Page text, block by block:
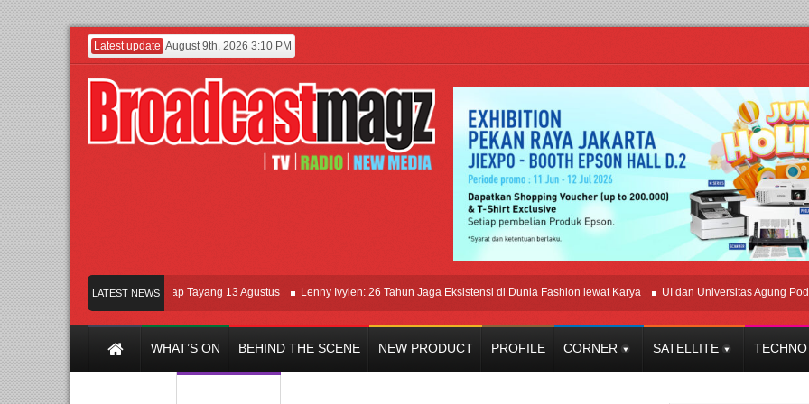
Latest update August 9th, 2026 3:10 PM
LATEST NEWS
Film KETOK MEJIK Siap Tayang 13 Agustus Lenny Ivylen: 26 Tahun Jaga Eksistensi di Dunia Fashion lewat Karya UI dan Universitas Agung
WHAT’S ON BEHIND THE SCENE NEW PRODUCT PROFILE CORNER SATELLITE TECHNO